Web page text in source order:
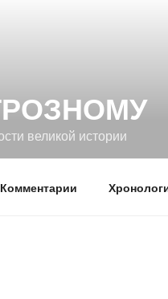
великой истории
Комментарии